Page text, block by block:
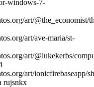
windows-7-
art/@the_economist/
art/ave-maria/st-
art/@lukekerbs/
art/ionicfirebaseapp/
rujsnkx